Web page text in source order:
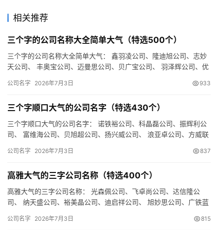
相关推荐
三个字的公司名称大全简单大气（特选500个）
三个字的公司名称大全简单大气： 鑫羽凌公司、隆迪旭公司、志妙
天公司、 丰奥宝公司、迈曼思公司、贝广宝公司、 羽泽辉公司、优
公司名字 2026年7月3日 933
三个字顺口大气的公司名字（特选430个）
三个字顺口大气的公司名字： 诺铁裕公司、科晶磊公司、振辉利公
司、 富维海公司、贝旭超公司、扬兴威公司、 浪亚卓公司、方威联
公司名字 2026年7月3日 837
高雅大气的三字公司名称（特选400个）
高雅大气的三字公司名称： 光森佩公司、飞卓尚公司、达信隆公
司、 纳天盛公司、裕美晶公司、迪启祥公司、 旭妙思公司、广铁蓝
公司名字 2026年7月3日 815